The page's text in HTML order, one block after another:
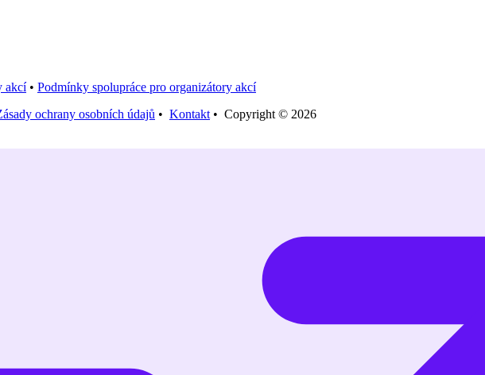
akcí• Podmínky spolupráce pro organizátory akcí
ochrany osobních údajů • Kontakt • Copyright © 2026